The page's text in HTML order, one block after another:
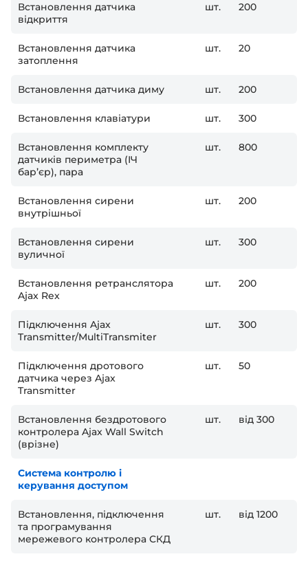
Встановлення датчика
відкриття
шт. 200
Встановлення датчика
затоплення
шт. 20
Встановлення датчика диму шт. 200
Встановлення клавіатури шт. 300
Встановлення комплекту
датчиків периметра (ІЧ
бар’єр), пара
шт. 800
Встановлення сирени
внутрішньої
шт. 200
Встановлення сирени
вуличної
шт. 300
Встановлення ретранслятора
Ajax Rex
шт. 200
Підключення Ajax
Transmitter/MultiTransmiter
шт. 300
Підключення дротового
датчика через Ajax
Transmitter
шт. 50
Встановлення бездротового
контролера Ajax Wall Switch
(врізне)
шт. від 300
Система контролю і
керування доступом
Встановлення, підключення
та програмування
мережевого контролера СКД
шт. від 1200